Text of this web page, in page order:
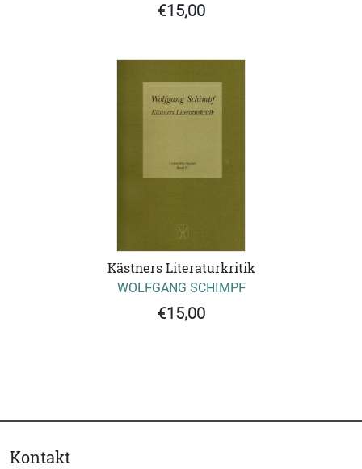
€15,00
Kästners Literaturkritik
WOLFGANG SCHIMPF
€15,00
Kontakt